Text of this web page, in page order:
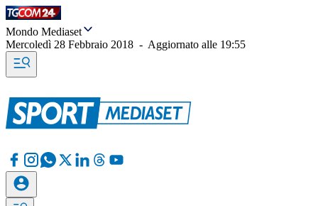
Mondo Mediaset
Mercoledì 28 Febbraio 2018 - Aggiornato alle 19:55